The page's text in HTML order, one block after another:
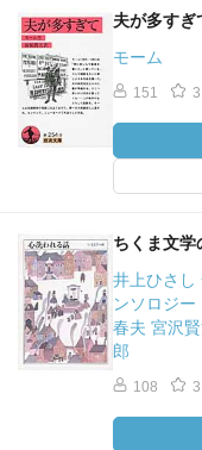
わないが、その原
よるのだと思う。こ
全に首尾一貫した性
し、時には好感をい
ので、読者はぞっ
しかしスタンダー
した。バルザック
に与えたから、生き
実際は様々な気質の
場人物と選ぶとこ
も記憶に残るのは
情熱が周囲の人々に
かれている。あた
しれない。確かに
夫が多すぎ
モーム
151
ちくま文学
井上ひさし
ンソロジ
春夫 宮沢
郎
108